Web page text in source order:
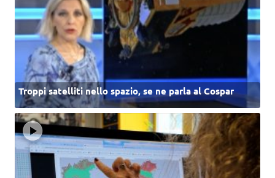
Troppi satelliti nello spazio, se ne parla al Cospar